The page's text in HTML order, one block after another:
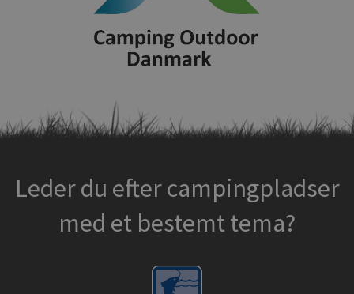
Leder du efter campingpladser
med et bestemt tema?